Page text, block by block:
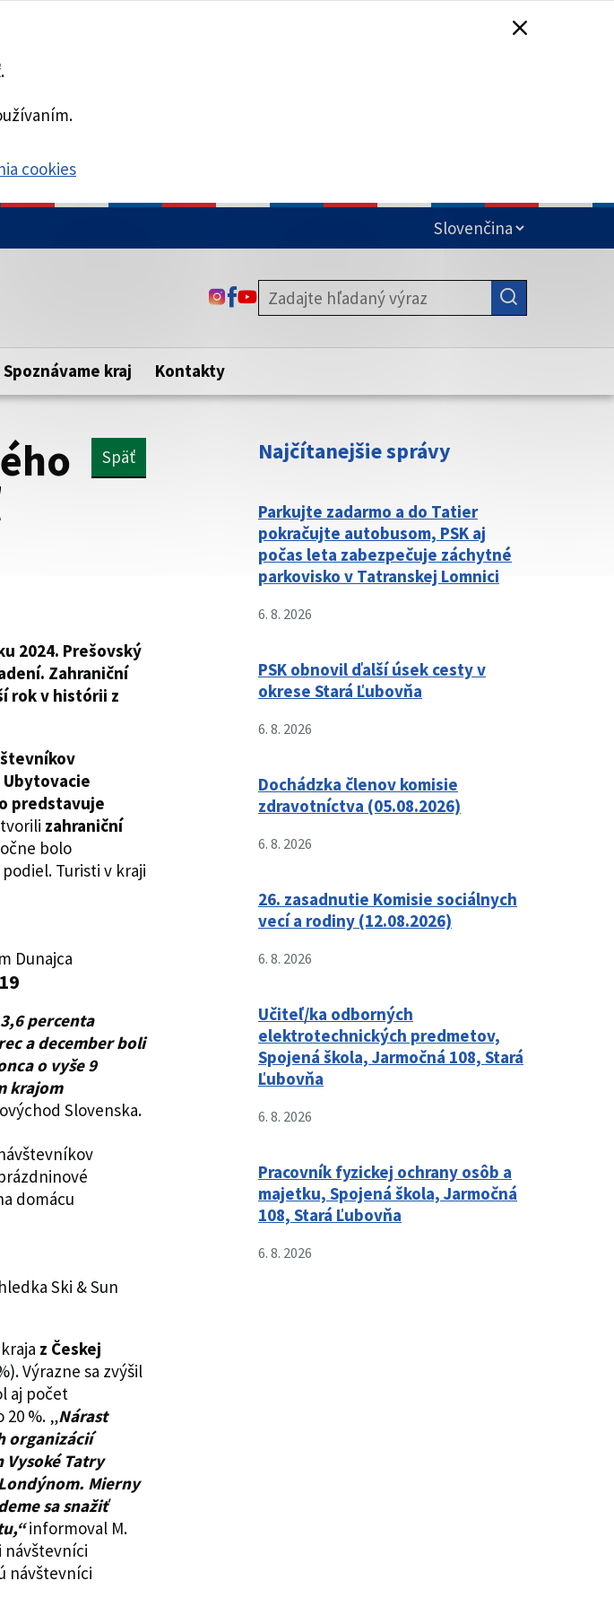
cookies
Táto stránka je zabezpečená
zabezpečenú webovú stránku. Zabezpečená stránka vždy začína
https:// pred názvom domény webového sídla.
ODKAZ SA OTVORÍ NA NOVEJ KARTE
ODKAZ SA OTVORÍ NA NOVEJ KARTE
ODKAZ SA OTVORÍ NA NOVEJ KARTE
Spoznávame kraj Kontakty
Späť
2024. Prešovský
Zahraniční
rok v histórii z
Ubytovacie
predstavuje
zahraniční
bolo
Turisti v kraji
Dunajca
percenta
a december boli
o vyše 9
krajom
Slovenska.
domácu
Ski & Sun
z Českej
Výrazne sa zvýšil
aj počet
20 %. „Nárast
organizácií
Vysoké Tatry
Mierny
sa snažiť
informoval M.
návštevníci
návštevníci
Najčítanejšie správy
Parkujte zadarmo a do Tatier
pokračujte autobusom, PSK aj
počas leta zabezpečuje záchytné
parkovisko v Tatranskej Lomnici
6. 8. 2026
PSK obnovil ďalší úsek cesty v
okrese Stará Ľubovňa
6. 8. 2026
Dochádzka členov komisie
zdravotníctva (05.08.2026)
6. 8. 2026
26. zasadnutie Komisie sociálnych
vecí a rodiny (12.08.2026)
6. 8. 2026
Učiteľ/ka odborných
elektrotechnických predmetov,
Spojená škola, Jarmočná 108, Stará
Ľubovňa
6. 8. 2026
Pracovník fyzickej ochrany osôb a
majetku, Spojená škola, Jarmočná
108, Stará Ľubovňa
6. 8. 2026